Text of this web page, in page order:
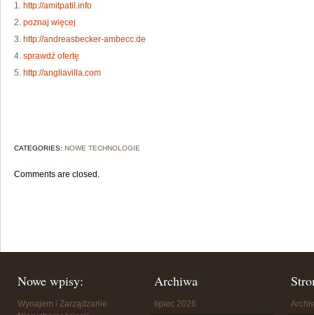
1. http://amitpatil.info
2. poznaj więcej
3. http://andreasbecker-ambecc.de
4. sprawdź ofertę
5. http://angliavilla.com
CATEGORIES: NOWE TECHNOLOGIE
Comments are closed.
Nowe wpisy:
Wynajem i Zarządzanie
Archiwa
lipiec 2026